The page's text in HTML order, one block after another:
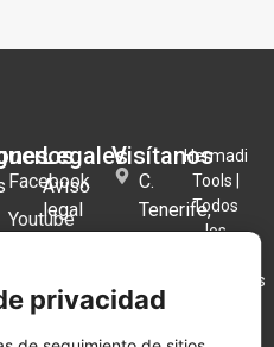
Facebook
Youtube
Blog
Legales
Aviso
legal
Política
Visítanos
C.
Tenerife,
1B,
Humanes
Hermadi
Tools |
Todos
los
reservados
privacidad